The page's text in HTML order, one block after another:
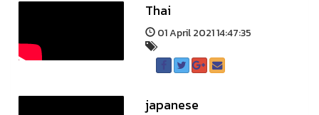
Thai
01 April 2021 14:47:35
japanese